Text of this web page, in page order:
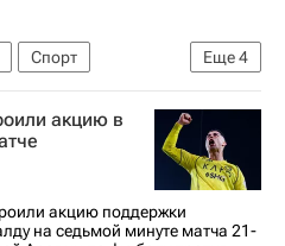
Еще4
Спорт
Савич
акцию в
акцию поддержки
на седьмой минуте матча 21-